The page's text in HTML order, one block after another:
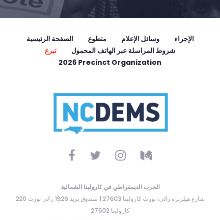
الصفحة الرئيسية متطوع وسائل الإعلام
الإجراء
تبرع
شروط المراسلة عبر الهاتف المحمول
2026 Precinct Organization
الحزب الديمقراطي في كارولينا الشمالية
220 شارع هيلزبره رالي، نورث كارولينا 27603 | صندوق بريد 1926 رالي نورث
كارولينا 27602